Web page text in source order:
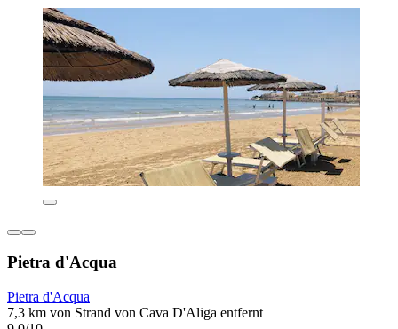
Pietra d'Acqua
Pietra d'Acqua
7,3 km von Strand von Cava D'Aliga entfernt